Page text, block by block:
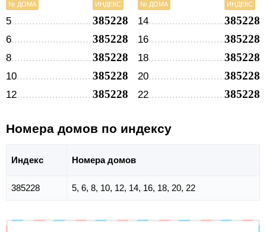
№ ДОМА ИНДЕКС
5 385228
6 385228
8 385228
10 385228
12 385228
№ ДОМА ИНДЕКС
14 385228
16 385228
18 385228
20 385228
22 385228
Номера домов по индексу
Индекс Номера домов
385228 5, 6, 8, 10, 12, 14, 16, 18, 20, 22